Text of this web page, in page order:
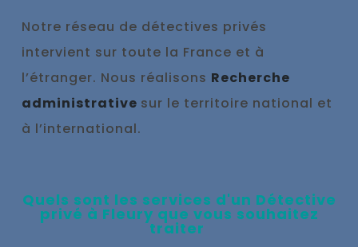
Notre réseau de détectives privés
intervient sur toute la France et à
l’étranger. Nous réalisons Recherche
administrative sur le territoire national et
à l’international.
Quels sont les services d'un Détective
privé à Fleury que vous souhaitez
traiter